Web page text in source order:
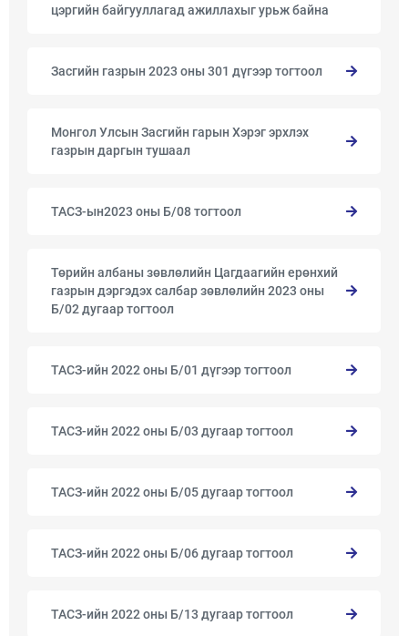
цэргийн байгууллагад ажиллахыг урьж байна
Засгийн газрын 2023 оны 301 дүгээр тогтоол
Монгол Улсын Засгийн гарын Хэрэг эрхлэх
газрын даргын тушаал
ТАСЗ-ын2023 оны Б/08 тогтоол
Төрийн албаны зөвлөлийн Цагдаагийн ерөнхий
газрын дэргэдэх салбар зөвлөлийн 2023 оны
Б/02 дугаар тогтоол
ТАСЗ-ийн 2022 оны Б/01 дүгээр тогтоол
ТАСЗ-ийн 2022 оны Б/03 дугаар тогтоол
ТАСЗ-ийн 2022 оны Б/05 дугаар тогтоол
ТАСЗ-ийн 2022 оны Б/06 дугаар тогтоол
ТАСЗ-ийн 2022 оны Б/13 дугаар тогтоол